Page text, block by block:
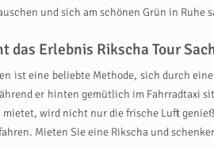
und sich am schönen Grün in
das Erlebnis Rikscha Tour
ist eine beliebte Methode, sich durch
er hinten gemütlich im Fahrradtaxi
mietet, wird nicht nur die frische Luft
Mieten Sie eine Rikscha und